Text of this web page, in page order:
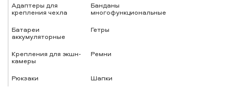
Адаптеры для
крепления чехла
Банданы
многофункциональные
Батареи
аккумуляторные
Гетры
Крепления для экшн-
камеры
Ремни
Рюкзаки Шапки